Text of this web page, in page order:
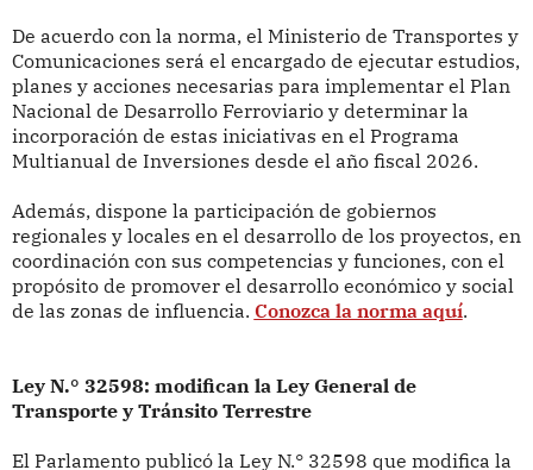
De acuerdo con la norma, el Ministerio de Transportes y
Comunicaciones será el encargado de ejecutar estudios,
planes y acciones necesarias para implementar el Plan
Nacional de Desarrollo Ferroviario y determinar la
incorporación de estas iniciativas en el Programa
Multianual de Inversiones desde el año fiscal 2026.
Además, dispone la participación de gobiernos
regionales y locales en el desarrollo de los proyectos, en
coordinación con sus competencias y funciones, con el
propósito de promover el desarrollo económico y social
de las zonas de influencia. Conozca la norma aquí.
Ley N.° 32598: modifican la Ley General de
Transporte y Tránsito Terrestre
El Parlamento publicó la Ley N.° 32598 que modifica la